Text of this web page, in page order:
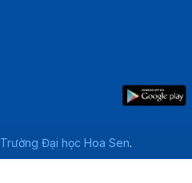
Trường Đại học Hoa Sen.